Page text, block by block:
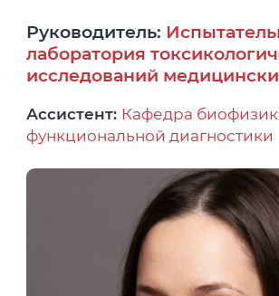
Руководитель:
лаборатория
исследований
Ассистент: Кафедра
функциональной диагностики